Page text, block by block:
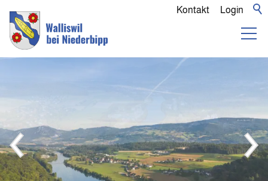
Login
Kontakt